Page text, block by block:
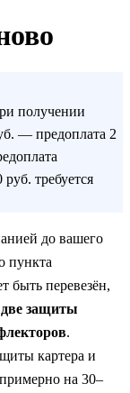
получении
— предоплата 2
требуется
до вашего
пункта
быть перевезён,
защиты
.
картера и
на 30–